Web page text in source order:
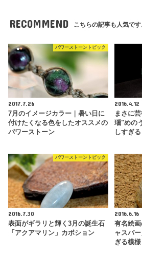
RECOMMEND こちらの記事も人気です
パワーストーントピック
2017.7.26
7月のイメージカラー｜暑い日に
付けたくなる色をしたオススメの
パワーストーン
2016.4.12
まさに
瑙"めの
しすぎる
パワーストーントピック
2016.7.30
表面がギラリと輝く3月の誕生石
「アクアマリン」カボション
2016.6.16
有名絵
ャスパ
ぎる模